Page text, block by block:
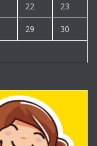
22 23
29 30